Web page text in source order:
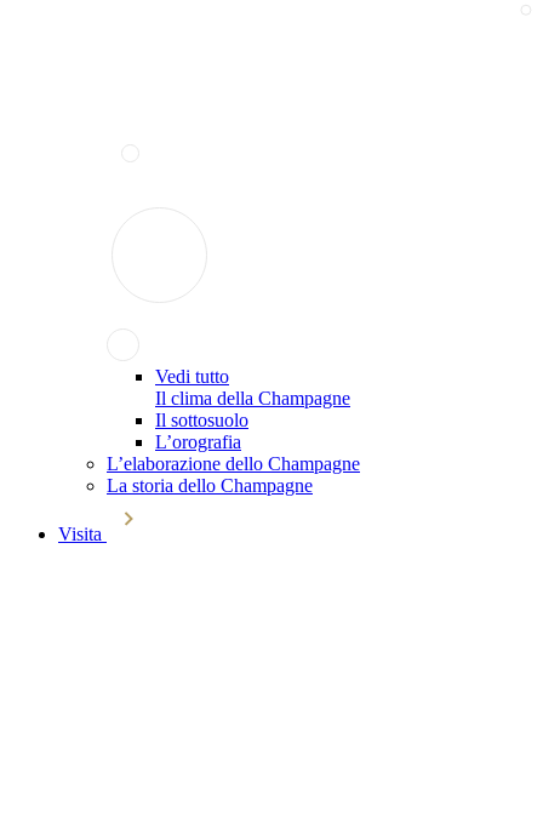
Vedi tutto
Il clima della Champagne
Il sottosuolo
L’orografia
L’elaborazione dello Champagne
La storia dello Champagne
Visita